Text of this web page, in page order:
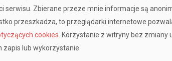
serwisu. Zbierane przeze mnie informacje są
przeszkadza, to przeglądarki internetowe
cookies . Korzystanie z witryny bez
zapis lub wykorzystanie.